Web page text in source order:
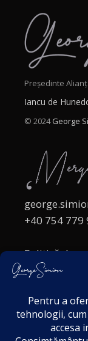
Președinte
Iancu de
© 2024George
+40 754 779
Politică de
Politica
Acordul de
Disclaimer